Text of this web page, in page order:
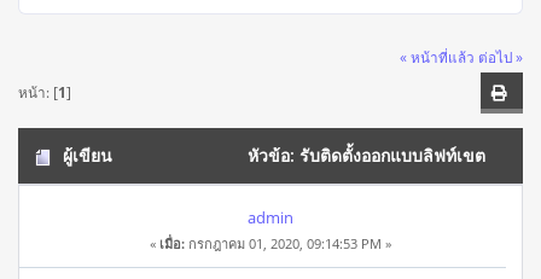
« หน้าที่แล้ว ต่อไป »
หน้า: [1]
ผู้เขียน หัวข้อ: รับติดตั้งออกแบบลิฟท์เขต
ปากเกร็ดโทร 095-182-1879 รับออกแบบ ผลิต ติดตั้ง (อ่าน 41613
ครั้ง)
admin
« เมื่อ: กรกฎาคม 01, 2020, 09:14:53 PM »